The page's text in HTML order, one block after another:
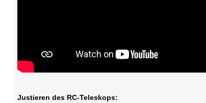
Justieren des RC-Teleskops: